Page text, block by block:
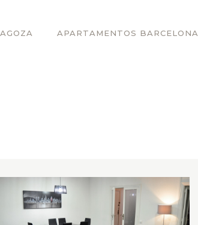
APARTAMENTOS BARCELONA